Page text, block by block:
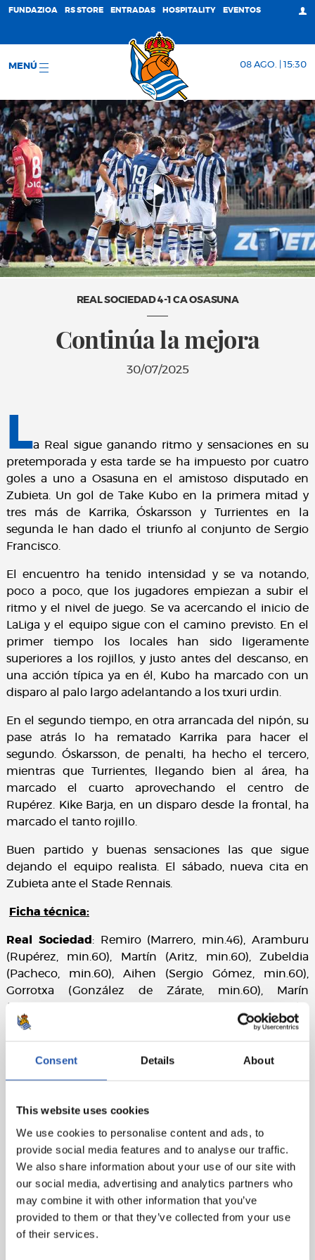
Consent Details About
This website uses cookies
We use cookies to personalise content and ads, to
provide social media features and to analyse our traffic.
We also share information about your use of our site with
our social media, advertising and analytics partners who
may combine it with other information that you’ve
provided to them or that they’ve collected from your use
of their services.
FUNDAZIOA RS STORE ENTRADAS HOSPITALITY EVENTOS
MENÚ 08 AGO. | 15:30
REAL SOCIEDAD 4-1 CA OSASUNA
Continúa la mejora
30/07/2025
La Real sigue ganando ritmo y sensaciones en su
pretemporada y esta tarde se ha impuesto por cuatro
goles a uno a Osasuna en el amistoso disputado en
Zubieta. Un gol de Take Kubo en la primera mitad y
tres más de Karrika, Óskarsson y Turrientes en la
segunda le han dado el triunfo al conjunto de Sergio
Francisco.
El encuentro ha tenido intensidad y se va notando,
poco a poco, que los jugadores empiezan a subir el
ritmo y el nivel de juego. Se va acercando el inicio de
LaLiga y el equipo sigue con el camino previsto. En el
primer tiempo los locales han sido ligeramente
superiores a los rojillos, y justo antes del descanso, en
una acción típica ya en él, Kubo ha marcado con un
disparo al palo largo adelantando a los txuri urdin.
En el segundo tiempo, en otra arrancada del nipón, su
pase atrás lo ha rematado Karrika para hacer el
segundo. Óskarsson, de penalti, ha hecho el tercero,
mientras que Turrientes, llegando bien al área, ha
marcado el cuarto aprovechando el centro de
Rupérez. Kike Barja, en un disparo desde la frontal, ha
marcado el tanto rojillo.
Buen partido y buenas sensaciones las que sigue
dejando el equipo realista. El sábado, nueva cita en
Zubieta ante el Stade Rennais.
Ficha técnica:
Real Sociedad: Remiro (Marrero, min.46), Aramburu
(Rupérez, min.60), Martín (Aritz, min.60), Zubeldia
(Pacheco, min.60), Aihen (Sergio Gómez, min.60),
Gorrotxa (González de Zárate, min.60), Marín
(Turrientes, min.60), Brais Méndez (Sucic, min.60), Take
(Goti, min.60), Barrene (Oyarzabal, min.60) y
min.46), Bretones (Juan Cruz, min.46), Iker Muñoz
(Kike Barja, min.46), Víctor (Moi Gómez, min.46), Aimar
(Yoldi, min.46) y Budimir (Raúl, min.46).
Goles: 1-0: Take, min.42. 2-0: Karrika, min.52. 3-0:
Óskarsson (pen), min.63. 4-0: Turrientes, min.67. 4-1: Kike
Barja, min.71.